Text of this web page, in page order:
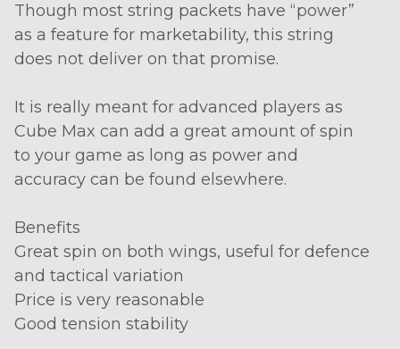
Though most string packets have “power”
as a feature for marketability, this string
does not deliver on that promise.
It is really meant for advanced players as
Cube Max can add a great amount of spin
to your game as long as power and
accuracy can be found elsewhere.
Benefits
Great spin on both wings, useful for defence
and tactical variation
Price is very reasonable
Good tension stability